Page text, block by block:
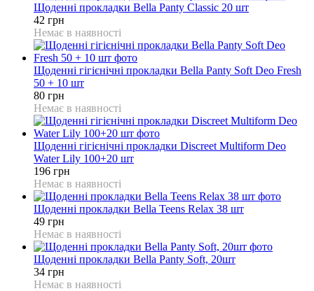
Щоденні прокладки Bella Panty Classic 20 шт
42 грн
Немає в наявності
Щоденні гігієнічні прокладки Bella Panty Soft Deo Fresh
50 + 10 шт
80 грн
Немає в наявності
Щоденні гігієнічні прокладки Discreet Multiform Deo
Water Lily 100+20 шт
196 грн
Немає в наявності
Щоденні прокладки Bella Teens Relax 38 шт
49 грн
Немає в наявності
Щоденні прокладки Bella Panty Soft, 20шт
34 грн
Немає в наявності